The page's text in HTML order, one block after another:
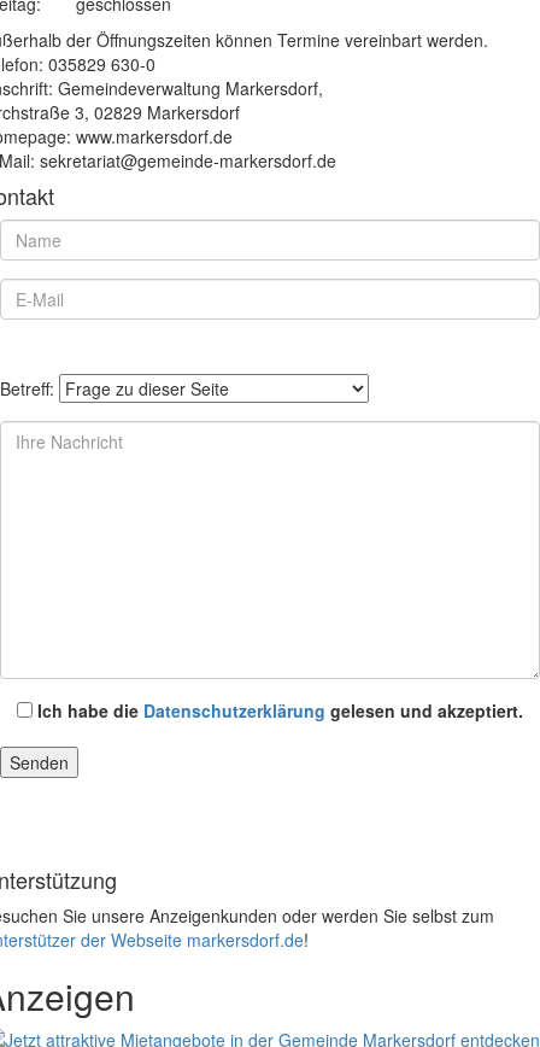
der Öffnungszeiten können Termine vereinbart werden.
035829 630-0
Gemeindeverwaltung Markersdorf,
3, 02829 Markersdorf
www.markersdorf.de
sekretariat@gemeinde-markersdorf.de
Betreff:
Ich habe die Datenschutzerklärung gelesen und akzeptiert.
Sie unsere Anzeigenkunden oder werden Sie selbst zum
der Webseite markersdorf.de!